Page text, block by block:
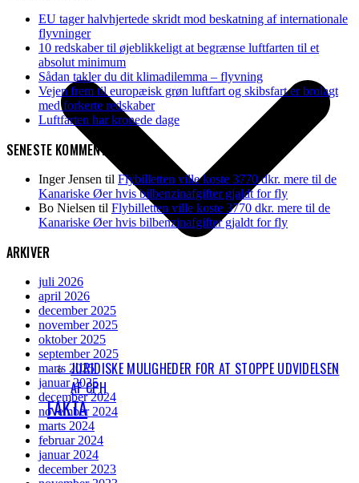
JURIDISKE MULIGHEDER FOR AT STOPPE UDVIDELSEN
AF CPH
FAKTA
EU tager halvhjertede skridt mod beskatning af internationale
flyvninger
10 redskaber til øjeblikkeligt at begrænse luftfarten til et
absolut minimum
Sådan takler du dit klimadilemma – flyvning
Vejen frem til europæisk grøn luftfart og skibsfart er brolagt
med forkerte redskaber
Luftfarten har kronede dage
SENESTE KOMMENTARER
Inger Jensen til Flybilletten ville koste 3770 dkr. mere til de
Kanariske Øer hvis bilbenzinafgifter gjaldt for fly
Bo Nielsen til Flybilletten ville koste 3770 dkr. mere til de
Kanariske Øer hvis bilbenzinafgifter gjaldt for fly
ARKIVER
juli 2026
april 2026
december 2025
november 2025
oktober 2025
september 2025
marts 2025
januar 2025
december 2024
november 2024
marts 2024
februar 2024
januar 2024
december 2023